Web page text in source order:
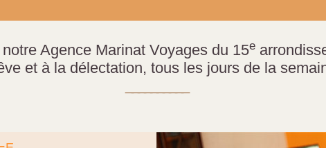
Agence Marinat Voyages du 15e
et à la délectation, tous les jours de la